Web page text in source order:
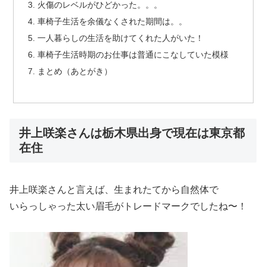
火傷のレベルがひどかった。。。
車椅子生活を余儀なくされた期間は。。
一人暮らしの生活を助けてくれた人がいた！
車椅子生活時期のお仕事は普通にこなしていた模様
まとめ（あとがき）
井上咲楽さんは栃木県出身で現在は東京都
在住
井上咲楽さんと言えば、生まれたてから自然体で
いらっしゃった太い眉毛がトレードマークでしたね〜！